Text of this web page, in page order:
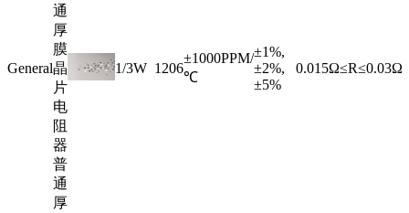
General
通
厚
膜
晶
片
电
阻
器
1/3W 1206
±1000PPM/
℃
±1%,
±2%,
±5%
0.015Ω≤R≤0.03Ω
普
通
厚